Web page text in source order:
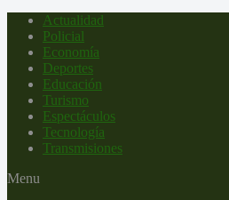
Actualidad
Policial
Economía
Deportes
Educación
Turismo
Espectáculos
Tecnología
Transmisiones
Menu